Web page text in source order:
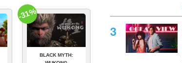
BLACK MYTH:
-31%